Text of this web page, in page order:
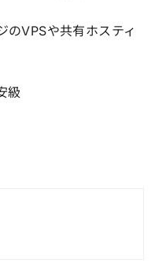
のVPSや共有ホスティ
級